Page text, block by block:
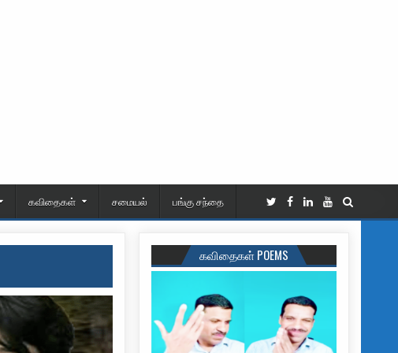
கவிதைகள் சமையல் பங்கு சந்தை
கவிதைகள் POEMS